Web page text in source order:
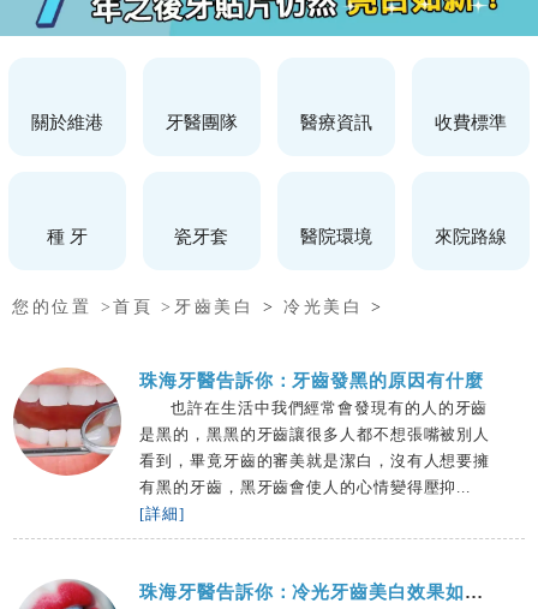
關於維港 牙醫團隊 醫療資訊 收費標準
種 牙 瓷牙套 醫院環境 來院路線
您的位置 >首頁 > 牙齒美白 > 冷光美白 >
珠海牙醫告訴你：牙齒發黑的原因有什麼
也許在生活中我們經常會發現有的人的牙齒
是黑的，黑黑的牙齒讓很多人都不想張嘴被別人
看到，畢竟牙齒的審美就是潔白，沒有人想要擁
有黑的牙齒，黑牙齒會使人的心情變得壓抑...
[詳細]
珠海牙醫告訴你：冷光牙齒美白效果如何？